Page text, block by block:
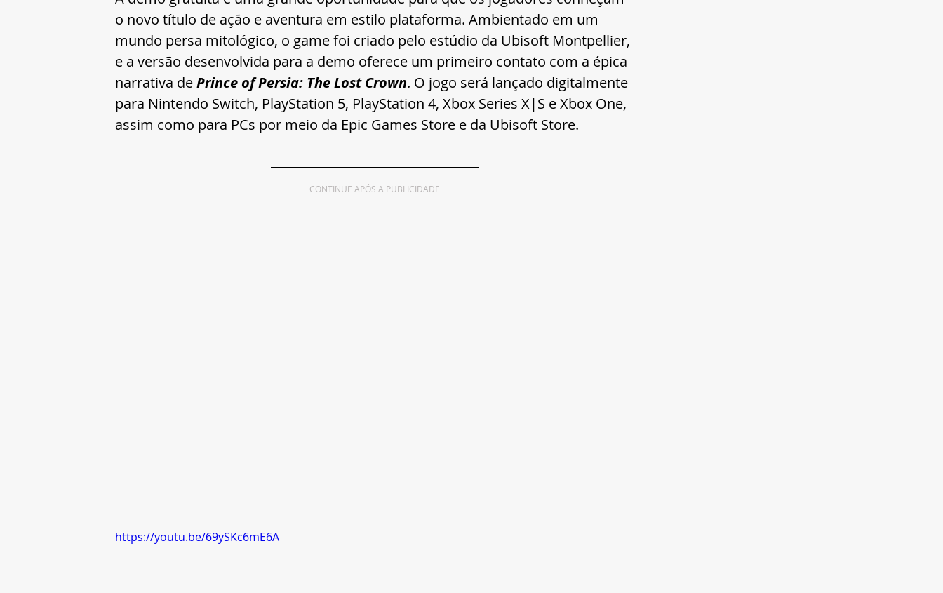
o novo título de ação e aventura em estilo plataforma. Ambientado em um
mundo persa mitológico, o game foi criado pelo estúdio da Ubisoft Montpellier,
e a versão desenvolvida para a demo oferece um primeiro contato com a épica
narrativa de Prince of Persia: The Lost Crown. O jogo será lançado digitalmente
para Nintendo Switch, PlayStation 5, PlayStation 4, Xbox Series X|S e Xbox One,
assim como para PCs por meio da Epic Games Store e da Ubisoft Store.
CONTINUE APÓS A PUBLICIDADE
https://youtu.be/69ySKc6mE6A